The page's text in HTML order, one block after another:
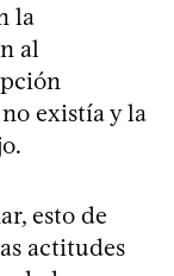
la
al
existía y la
esto de
actitudes